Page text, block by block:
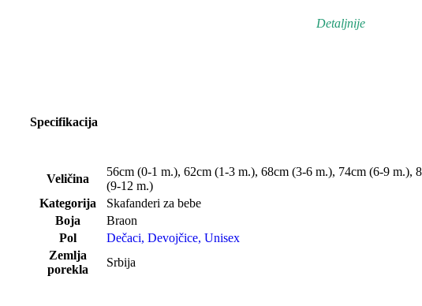
Detaljnije
Specifikacija
Veličina
56cm (0-1 m.), 62cm (1-3 m.), 68cm (3-6 m.), 74cm (6-9 m.),
(9-12 m.)
Kategorija
Skafanderi za bebe
Boja
Braon
Pol
Dečaci, Devojčice, Unisex
Zemlja
porekla
Srbija